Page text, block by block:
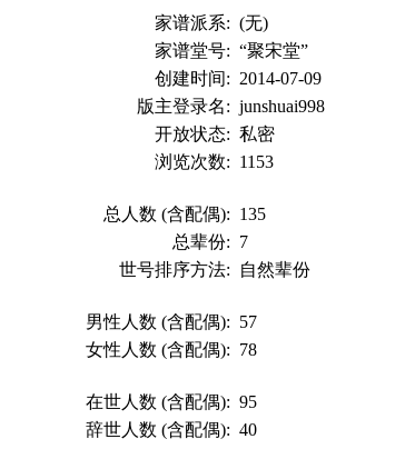
家谱派系: (无)
家谱堂号: “聚宋堂”
创建时间: 2014-07-09
版主登录名: junshuai998
开放状态: 私密
浏览次数: 1153
总人数 (含配偶): 135
总辈份: 7
世号排序方法:
自然辈份
男性人数 (含配偶): 57
女性人数 (含配偶): 78
在世人数 (含配偶): 95
辞世人数 (含配偶): 40